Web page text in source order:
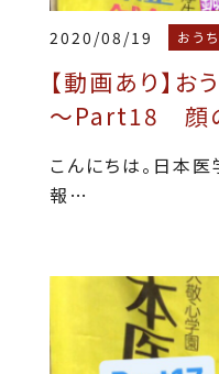
2020/08/19 おう
【動画あり】お
～Part18 顔
こんにちは。日本
報…